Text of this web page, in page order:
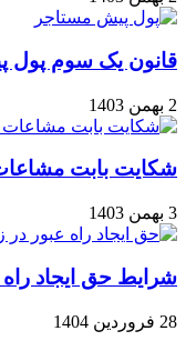
قانون یک سوم پول
2 بهمن 1403
شکایت بابت
3 بهمن 1403
شرایط حق ایجاد
28 فروردین 1404